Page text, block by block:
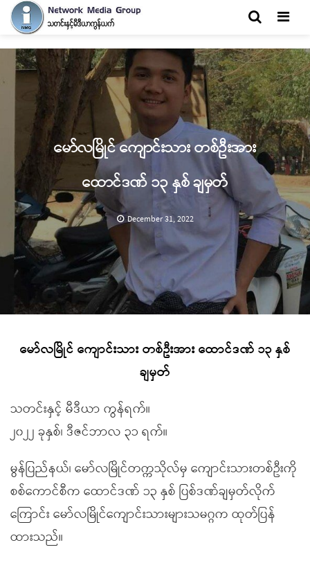
မော်လမြိုင် ကျောင်းသား တစ်ဦးအား
ထောင်ဒဏ် ၁၃ နှစ် ချမှတ်
December 31, 2022
မော်လမြိုင် ကျောင်းသား တစ်ဦးအား ထောင်ဒဏ် ၁၃ နှစ်
ချမှတ်
သတင်းနှင့် မီဒီယာ ကွန်ရက်။
၂၀၂၂ ခုနှစ်၊ ဒီဇင်ဘာလ ၃၁ ရက်။
မွန်ပြည်နယ်၊ မော်လမြိုင်တက္ကသိုလ်မှ ကျောင်းသားတစ်ဦးကို
စစ်ကောင်စီက ထောင်ဒဏ် ၁၃ နှစ် ပြစ်ဒဏ်ချမှတ်လိုက်
ကြောင်း မော်လမြိုင်ကျောင်းသားများသမဂ္ဂက ထုတ်ပြန်
ထားသည်။